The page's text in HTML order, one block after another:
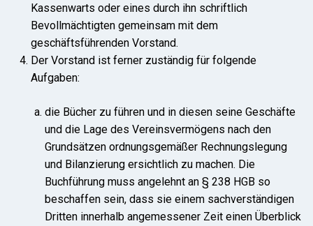
Kassenwarts oder eines durch ihn schriftlich
Bevollmächtigten gemeinsam mit dem
geschäftsführenden Vorstand.
Der Vorstand ist ferner zuständig für folgende
Aufgaben:
die Bücher zu führen und in diesen seine Geschäfte
und die Lage des Vereinsvermögens nach den
Grundsätzen ordnungsgemäßer Rechnungslegung
und Bilanzierung ersichtlich zu machen. Die
Buchführung muss angelehnt an § 238 HGB so
beschaffen sein, dass sie einem sachverständigen
Dritten innerhalb angemessener Zeit einen Überblick